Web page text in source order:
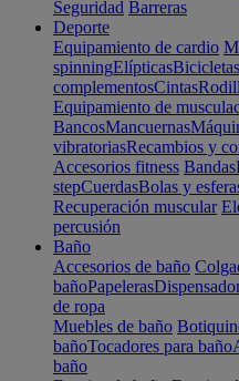
Seguridad Barreras
Deporte
Equipamiento de cardio
spinningElípticas
complementosCintas
Equipamiento de
BancosMancuernas
vibratoriasRecambios y
Accesorios fitness Bandas
stepCuerdasBolas y
Recuperación muscular
percusión
Baño
Accesorios de baño
bañoPapeleras
de ropa
Muebles de baño
bañoTocadores para baño
baño